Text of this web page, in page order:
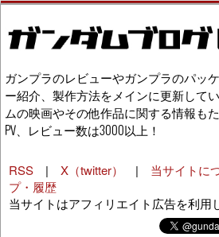
ガンプラのレビューやガンプラのパッ
ー紹介、製作方法をメインに更新して
ムの映画やその他作品に関する情報も
PV、レビュー数は3000以上！
RSS | X（twitter） | 当サイトに
プ・履歴
当サイトはアフィリエイト広告を利用